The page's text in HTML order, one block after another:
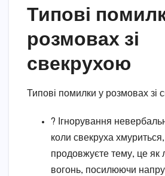
Типові
розмовах зі
свекрухою
Типові помилки у розмовах зі
? Ігнорування
коли свекруха
продовжуєте тему, це як
вогонь, посилюючи